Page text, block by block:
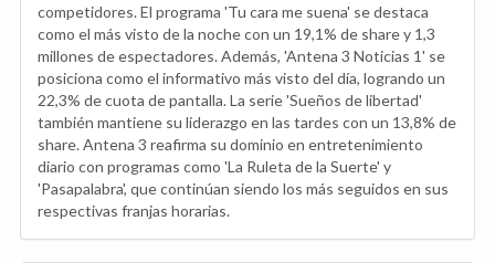
competidores. El programa 'Tu cara me suena' se destaca
como el más visto de la noche con un 19,1% de share y 1,3
millones de espectadores. Además, 'Antena 3 Noticias 1' se
posiciona como el informativo más visto del día, logrando un
22,3% de cuota de pantalla. La serie 'Sueños de libertad'
también mantiene su liderazgo en las tardes con un 13,8% de
share. Antena 3 reafirma su dominio en entretenimiento
diario con programas como 'La Ruleta de la Suerte' y
'Pasapalabra', que continúan siendo los más seguidos en sus
respectivas franjas horarias.